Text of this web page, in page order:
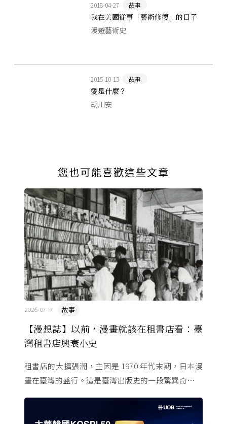
2018-04-27 故事
我在美國從事「藝術修復」的日子
漫遊藝術史
2015-10-13 故事
愛是什麼？
胡川安
您也可能喜歡這些文章
【漫想誌】以前，漫畫就該在租書店看：臺
灣租書店興衰小史
故事
2026-07-17
租書店的大擴張潮，主因是 1970 年代末期，日本漫
畫在臺灣的盛行。這是臺灣出版史的一段驚異奇航。